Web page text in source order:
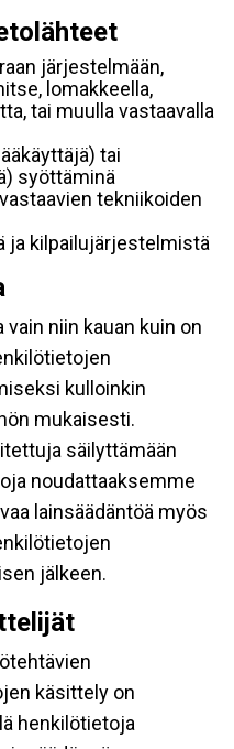
järjestelmään,
lomakkeella,
tai muulla vastaavalla
tai
syöttäminä
tekniikoiden
ja kilpailujärjestelmistä
niin kauan kuin on
kulloinkin
mukaisesti.
säilyttämään
noudattaaksemme
lainsäädäntöä myös
jälkeen.
käsittely on
henkilötietoja